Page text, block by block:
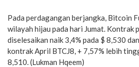
Pada perdagangan berjangka, Bitcoin
wilayah hijau pada hari Jumat. Kontrak
diselesaikan naik 3,4% pada $ 8,530
kontrak April BTCJ8, + 7,57% lebih
8,510. (Lukman Hqeem)